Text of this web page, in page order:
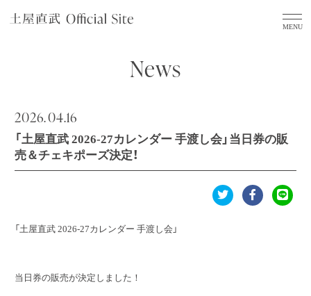
News
2026.04.16
「土屋直武 2026-27カレンダー 手渡し会」当日券の販
売＆チェキポーズ決定！
「土屋直武 2026-27カレンダー 手渡し会」
当日券の販売が決定しました！